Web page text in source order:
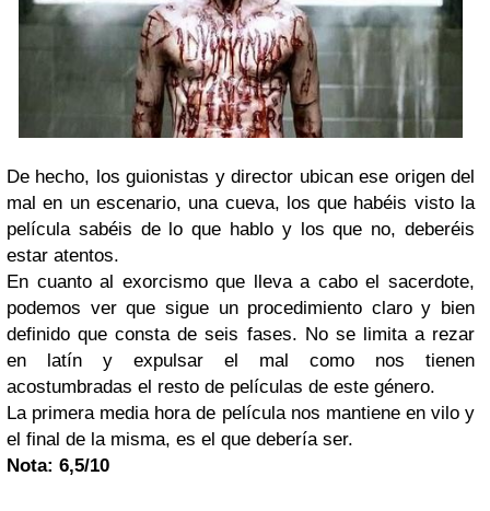
De hecho, los guionistas y director ubican ese origen del
mal en un escenario, una cueva, los que habéis visto la
película sabéis de lo que hablo y los que no, deberéis
estar atentos.
En cuanto al exorcismo que lleva a cabo el sacerdote,
podemos ver que sigue un procedimiento claro y bien
definido que consta de seis fases. No se limita a rezar
en latín y expulsar el mal como nos tienen
acostumbradas el resto de películas de este género.
La primera media hora de película nos mantiene en vilo y
el final de la misma, es el que debería ser.
Nota: 6,5/10